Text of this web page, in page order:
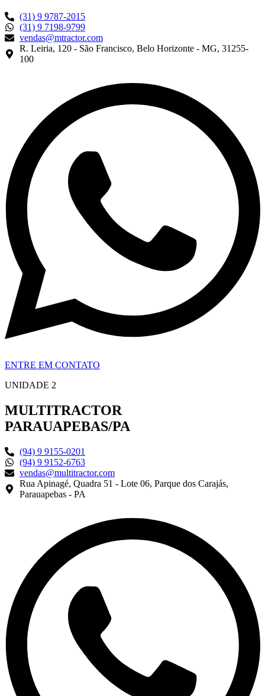
(31) 9 9787-2015
(31) 9 7198-9799
vendas@mtractor.com
R. Leiria, 120 - São Francisco, Belo Horizonte - MG, 31255-
100
ENTRE EM CONTATO
UNIDADE 2
MULTITRACTOR
PARAUAPEBAS/PA
(94) 9 9155-0201
(94) 9 9152-6763
vendas@multitractor.com
Rua Apinagé, Quadra 51 - Lote 06, Parque dos Carajás,
Parauapebas - PA